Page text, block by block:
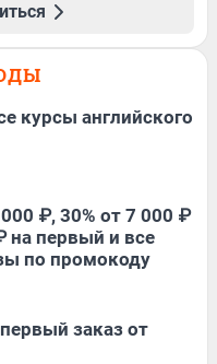
курсы английского
₽, 30% от 7 000 ₽
на первый и все
по промокоду
заказ от